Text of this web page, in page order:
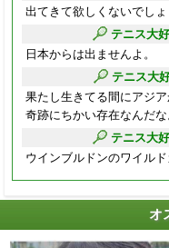
出てきて欲しくないでしょ
テニス大
日本からは出ませんよ。
テニス大
果たし生きてる間にアジ
奇跡にちかい存在なんだな
テニス大
ウインブルドンのワイルド
オ